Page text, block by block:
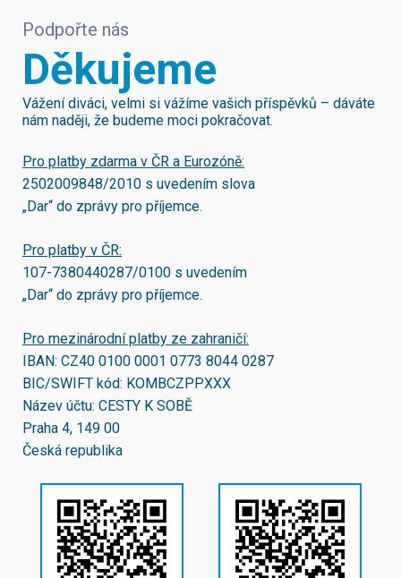
Podpořte nás
Děkujeme
Vážení diváci, velmi si vážíme vašich příspěvků – dáváte
nám naději, že budeme moci pokračovat.
Pro platby zdarma v ČR a Eurozóně:
2502009848/2010 s uvedením slova
„Dar“ do zprávy pro příjemce.
Pro platby v ČR:
107-7380440287/0100 s uvedením
„Dar“ do zprávy pro příjemce.
Pro mezinárodní platby ze zahraničí:
IBAN: CZ40 0100 0001 0773 8044 0287
BIC/SWIFT kód: KOMBCZPPXXX
Název účtu: CESTY K SOBĚ
Praha 4, 149 00
Česká republika